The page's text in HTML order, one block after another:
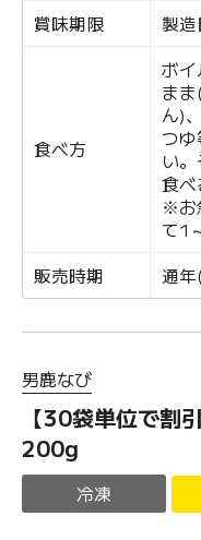
賞味期限
製
食べ方
ボ
ま
ん)
つ
い
食べ
※お
て1
販売時期
通
男鹿なび
【30袋単位で割
200g
冷凍